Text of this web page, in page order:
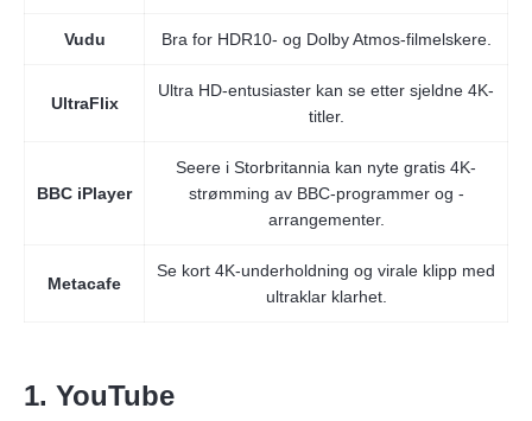
Vudu Bra for HDR10- og Dolby Atmos-filmelskere.
UltraFlix
Ultra HD-entusiaster kan se etter sjeldne 4K-
titler.
BBC iPlayer
Seere i Storbritannia kan nyte gratis 4K-
strømming av BBC-programmer og -
arrangementer.
Metacafe
Se kort 4K-underholdning og virale klipp med
ultraklar klarhet.
1. YouTube